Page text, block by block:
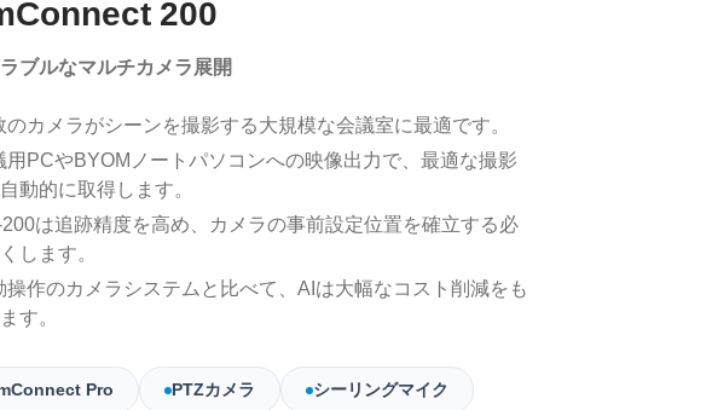
200
ブルなマルチカメラ展開
のカメラがシーンを撮影する大規模な会議室に最適です。
用PCやBYOMノートパソコンへの映像出力で、最適な撮影
動的に取得します。
200は追跡精度を高め、カメラの事前設定位置を確立する必
します。
操作のカメラシステムと比べて、AIは大幅なコスト削減をも
す。
Pro PTZカメラ シーリングマイク